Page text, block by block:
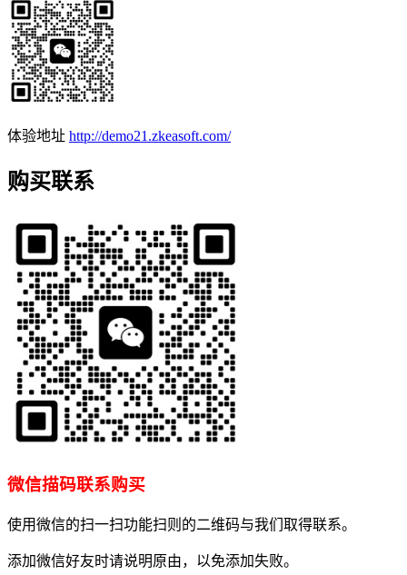
体验地址 http://demo21.zkeasoft.com/
购买联系
微信描码联系购买
使用微信的扫一扫功能扫则的二维码与我们取得联系。
添加微信好友时请说明原由，以免添加失败。